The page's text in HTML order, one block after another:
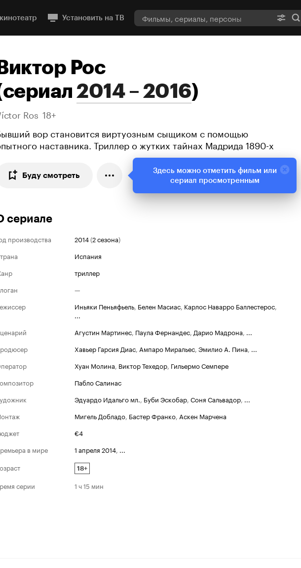
Установить на ТВ
Рос
сериал2014 – 2016)
Ros 18+
вор становится виртуозным сыщиком с помощью
наставника. Триллер о жутких тайнах Мадрида 1890-х
Буду смотреть
сериале
производства 2014(2 сезона)
Испания
триллер
—
Иньяки Пеньяфьель, Белен Масиас, Карлос Наварро Баллестерос,
...
Агустин Мартинес, Паула Фернандес, Дарио Мадрона, ...
Хавьер Гарсия Диас, Ампаро Миральес, Эмилио А. Пина, ...
Хуан Молина, Виктор Техедор, Гильермо Семпере
Пабло Салинас
Эдуардо Идальго мл., Буби Эскобар, Соня Сальвадор, ...
Мигель Добладо, Бастер Франко, Аскен Марчена
€4
в мире
1 апреля 2014, ...
18+
серии 1 ч 15 мин
Здесь можно отметить фильм или
сериал просмотренным